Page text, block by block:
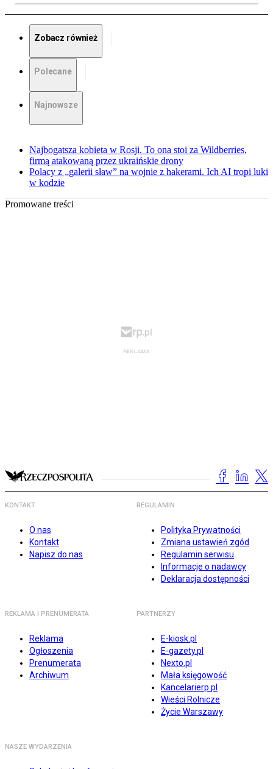
Zobacz również
Polecane
Najnowsze
Najbogatsza kobieta w Rosji. To ona stoi za Wildberries,
firmą atakowaną przez ukraińskie drony
Polacy z „galerii sław” na wojnie z hakerami. Ich AI tropi luki
w kodzie
Promowane treści
KONTAKT
O nas
Kontakt
Napisz do nas
REGULAMIN
Polityka Prywatności
Zmiana ustawień zgód
Regulamin serwisu
Informacje o nadawcy
Deklaracja dostępności
REKLAMA I PRENUMERATA
Reklama
Ogłoszenia
Prenumerata
Archiwum
PARTNERZY
E-kiosk.pl
E-gazety.pl
Nexto.pl
Mała księgowość
Kancelarierp.pl
Wieści Rolnicze
Życie Warszawy
NASZE WYDARZENIA